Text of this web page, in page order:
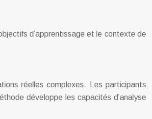
d’apprentissage et le contexte de
réelles complexes. Les participants
développe les capacités d’analyse